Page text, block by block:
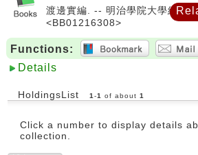
渡邊實編. -- 明治學院大學經濟
<BB01216308>
Functions:
Details
HoldingsList 1 -1 of about 1
Click a number to display details
collection.